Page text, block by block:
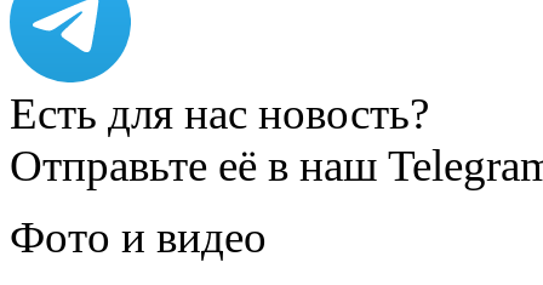
Есть для нас новость?
Отправьте её в наш
Фото и видео